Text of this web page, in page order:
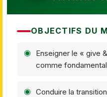
OBJECTIFS DU
Enseigner le « give
comme
Conduire la